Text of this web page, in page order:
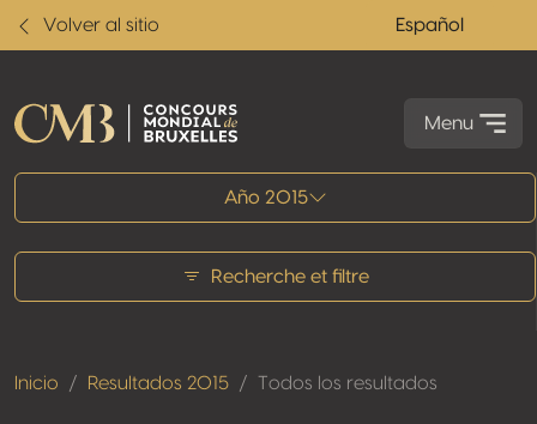
Volver al sitio Español
Menu
Año 2015
Recherche et filtre
Inicio Resultados 2015 Todos los resultados